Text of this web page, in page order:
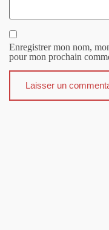
Enregistrer mon nom,
pour mon prochain